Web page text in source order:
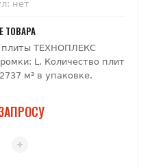
нет
ТОВАРА
плиты ТЕХНОПЛЕКС
L. Количество плит
м³ в упаковке.